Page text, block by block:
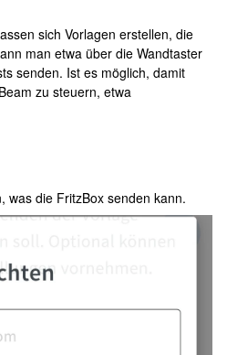
sich Vorlagen erstellen, die
man etwa über die Wandtaster
senden. Ist es möglich, damit
zu steuern, etwa
was die FritzBox senden kann.